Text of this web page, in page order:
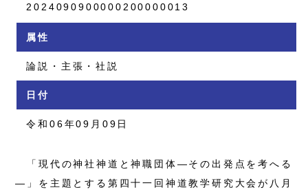
2024090900000200000013
属性
論説・主張・社説
日付
令和06年09月09日
「現代の神社神道と神職団体―その出発点を考へる
―」を主題とする第四十一回神道教学研究大会が八月